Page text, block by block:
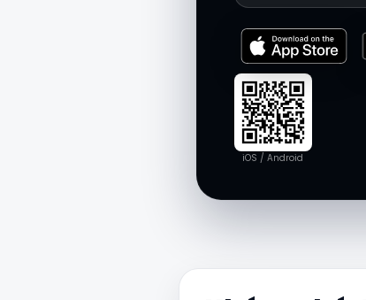
iOS / Android